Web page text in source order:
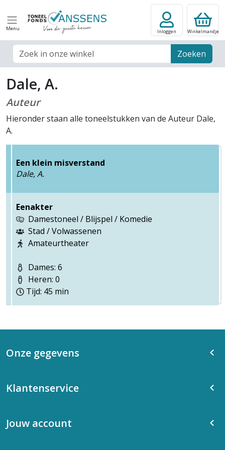
Menu
Zoek veld Zoeken
Inloggen Winkelmandje
Dale, A.
Auteur
Hieronder staan alle toneelstukken van de Auteur Dale,
A.
Een klein misverstand
Dale, A.
Eenakter
Damestoneel / Blijspel / Komedie
Stad / Volwassenen
Amateurtheater
Dames: 6
Heren: 0
Tijd: 45 min
Onze gegevens
Klantenservice
Jouw account